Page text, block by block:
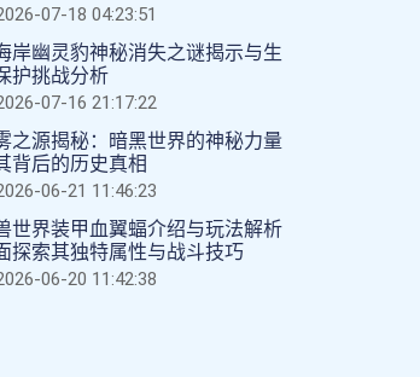
07-18 04:23:51
岸幽灵豹神秘消失之谜揭示与生
护挑战分析
07-16 21:17:22
之源揭秘：暗黑世界的神秘力量
背后的历史真相
06-21 11:46:23
世界装甲血翼蝠介绍与玩法解析
探索其独特属性与战斗技巧
06-20 11:42:38